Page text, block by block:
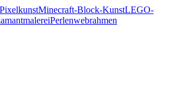
PixelkunstMinecraft-Block-KunstLEGO-
Perlenwebrahmen